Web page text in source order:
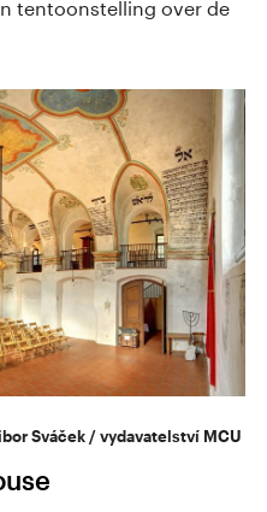
tentoonstelling over de
Sváček / vydavatelství MCU